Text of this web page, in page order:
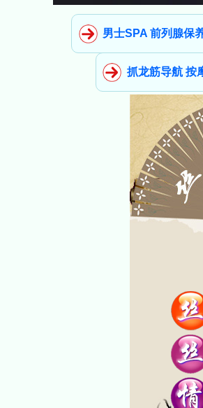
男士SPA 前列腺保
抓龙筋导航